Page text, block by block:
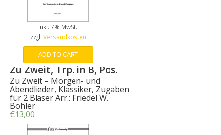
inkl. 7% MwSt.
zzgl. Versandkosten
ADD TO CART
Zu Zweit, Trp. in B, Pos.
Zu Zweit – Morgen- und
Abendlieder, Klassiker, Zugaben
für 2 Bläser Arr.: Friedel W.
Böhler
€13,00